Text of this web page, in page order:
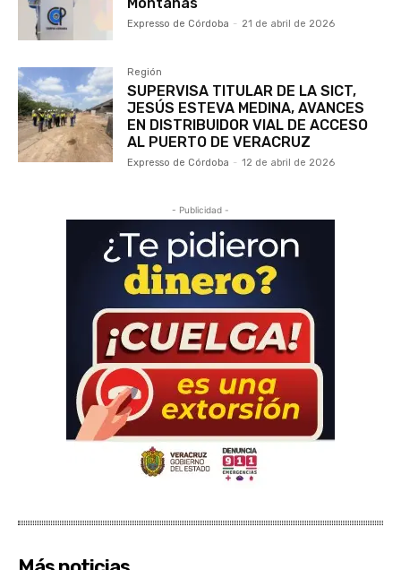
Expresso de Córdoba - 21 de abril de 2026
Región
SUPERVISA TITULAR DE LA SICT,
JESÚS ESTEVA MEDINA, AVANCES
EN DISTRIBUIDOR VIAL DE ACCESO
AL PUERTO DE VERACRUZ
Expresso de Córdoba - 12 de abril de 2026
- Publicidad -